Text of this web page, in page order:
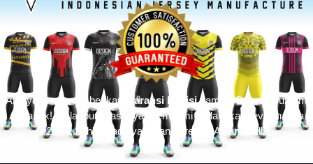
Artinya kami memberikan Garansi Revisisampai Desain Custom
Anda Fix! Walaupun biasanya klien kami melakukan revisi hanya
1-2 kali, bahkan ada yang tanpa revisi. Alhamdulillah.